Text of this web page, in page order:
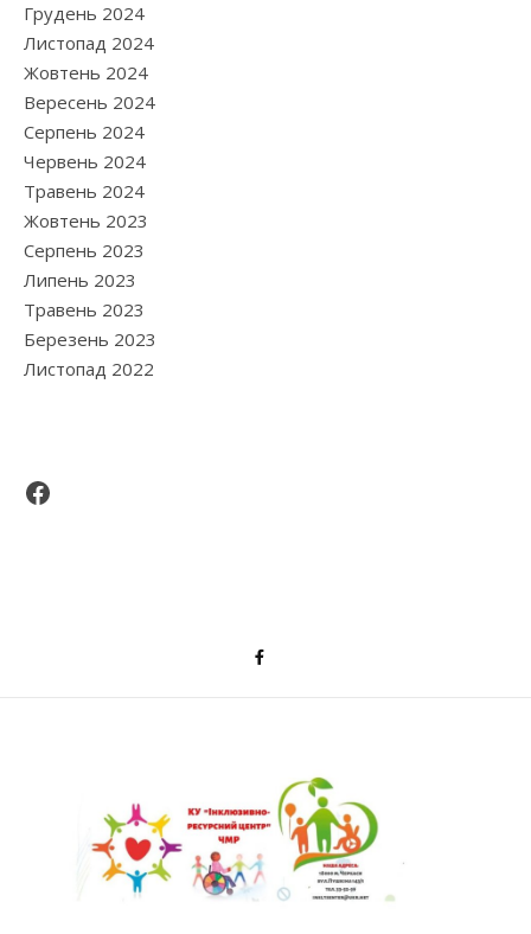
Грудень 2024
Листопад 2024
Жовтень 2024
Вересень 2024
Серпень 2024
Червень 2024
Травень 2024
Жовтень 2023
Серпень 2023
Липень 2023
Травень 2023
Березень 2023
Листопад 2022
Facebook